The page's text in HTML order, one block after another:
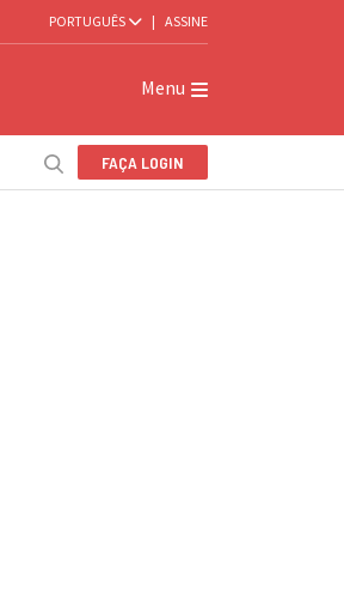
PORTUGUÊS | ASSINE
Menu
FAÇA LOGIN